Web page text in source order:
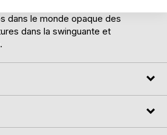
dans le monde opaque des
dans la swinguante et